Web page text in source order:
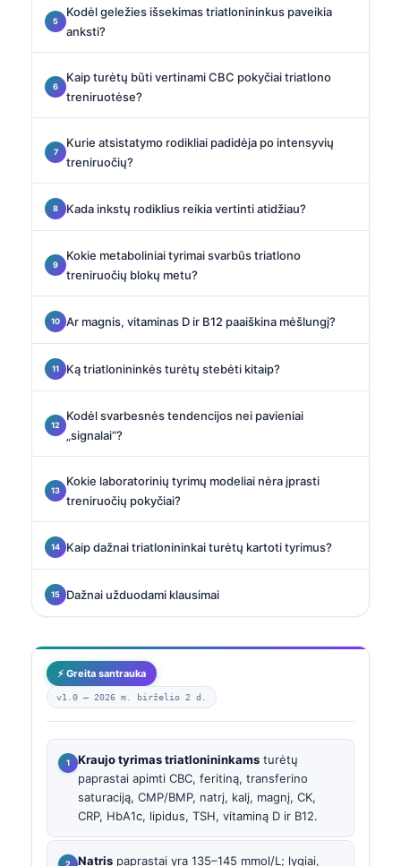
Kodėl geležies išsekimas triatlonininkus paveikia
anksti?
Kaip turėtų būti vertinami CBC pokyčiai triatlono
treniruotėse?
Kurie atsistatymo rodikliai padidėja po intensyvių
treniruočių?
Kada inkstų rodiklius reikia vertinti atidžiau?
Kokie metaboliniai tyrimai svarbūs triatlono
treniruočių blokų metu?
Ar magnis, vitaminas D ir B12 paaiškina mėšlungį?
Ką triatlonininkės turėtų stebėti kitaip?
Kodėl svarbesnės tendencijos nei pavieniai
„signalai“?
Kokie laboratorinių tyrimų modeliai nėra įprasti
treniruočių pokyčiai?
Kaip dažnai triatlonininkai turėtų kartoti tyrimus?
Dažnai užduodami klausimai
⚡ Greita santrauka
v1.0 — 2026 m. birželio 2 d.
Kraujo tyrimas triatlonininkams turėtų
paprastai apimti CBC, feritiną, transferino
saturaciją, CMP/BMP, natrį, kalį, magnį, CK,
CRP, HbA1c, lipidus, TSH, vitaminą D ir B12.
Natris paprastai yra 135–145 mmol/L; lygiai,